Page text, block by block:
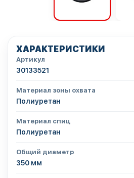
ХАРАКТЕРИСТИКИ
Артикул
30133521
Материал зоны охвата
Полиуретан
Материал спиц
Полиуретан
Общий диаметр
350 мм